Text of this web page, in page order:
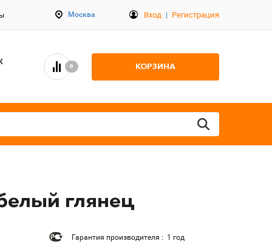
Москва Вход | Регистрация
0 КОРЗИНА
глянец
Гарантия производителя : 1 год